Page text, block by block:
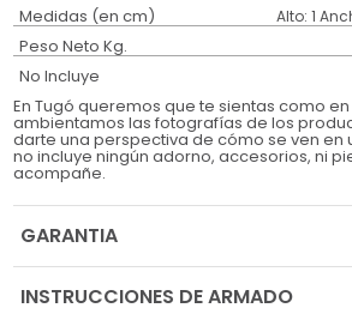
Medidas (en cm) Alto: 1
Peso Neto Kg.
No Incluye
En Tugó queremos que te sientas como
ambientamos las fotografías de los
darte una perspectiva de cómo se ven en
no incluye ningún adorno, accesorios, ni
acompañe.
GARANTIA
INSTRUCCIONES DE ARMADO